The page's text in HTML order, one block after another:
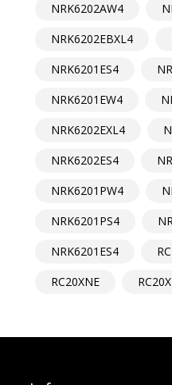
NRK6202AW4
NRK6202EBXL4
NRK6201ES4
NRK6201EW4
NRK6202EXL4
NRK6202ES4
NRK6201PW4
NRK6201PS4
NRK6201ES4
RC20XNE